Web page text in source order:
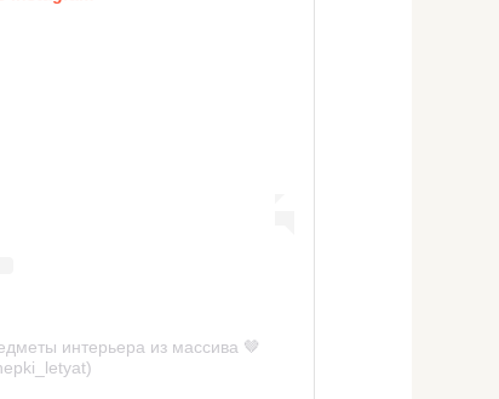
интерьера из массива 🤎